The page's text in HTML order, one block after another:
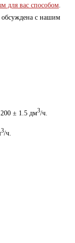
для вас способом
обсуждена с нашим
± 1.5 дм3/ч.
3/ч.